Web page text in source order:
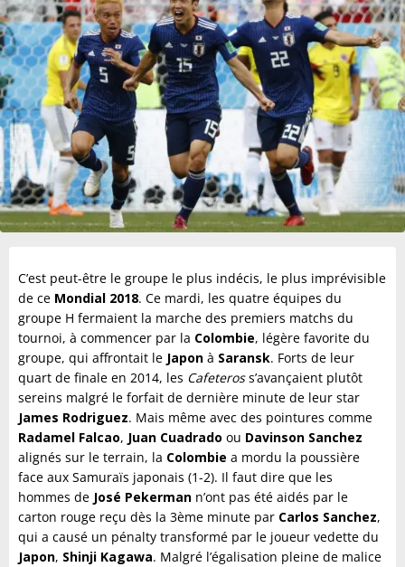
C’est peut-être le groupe le plus indécis, le plus imprévisible
de ce Mondial 2018. Ce mardi, les quatre équipes du
groupe H fermaient la marche des premiers matchs du
tournoi, à commencer par la Colombie, légère favorite du
groupe, qui affrontait le Japon à Saransk. Forts de leur
quart de finale en 2014, les Cafeteross’avançaient plutôt
sereins malgré le forfait de dernière minute de leur star
James Rodriguez. Mais même avec des pointures comme
Radamel Falcao, Juan Cuadrado ou Davinson Sanchez
alignés sur le terrain, la Colombie a mordu la poussière
face aux Samuraïs japonais (1-2). Il faut dire que les
hommes de José Pekerman n’ont pas été aidés par le
carton rouge reçu dès la 3ème minute par Carlos Sanchez,
qui a causé un pénalty transformé par le joueur vedette du
Japon, Shinji Kagawa. Malgré l’égalisation pleine de malice